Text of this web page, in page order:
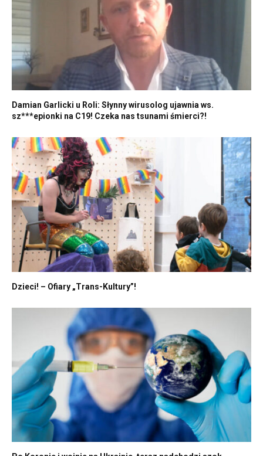
Damian Garlicki u Roli: Słynny wirusolog ujawnia ws.
sz***epionki na C19! Czeka nas tsunami śmierci?!
Dzieci! – Ofiary „Trans-Kultury”!